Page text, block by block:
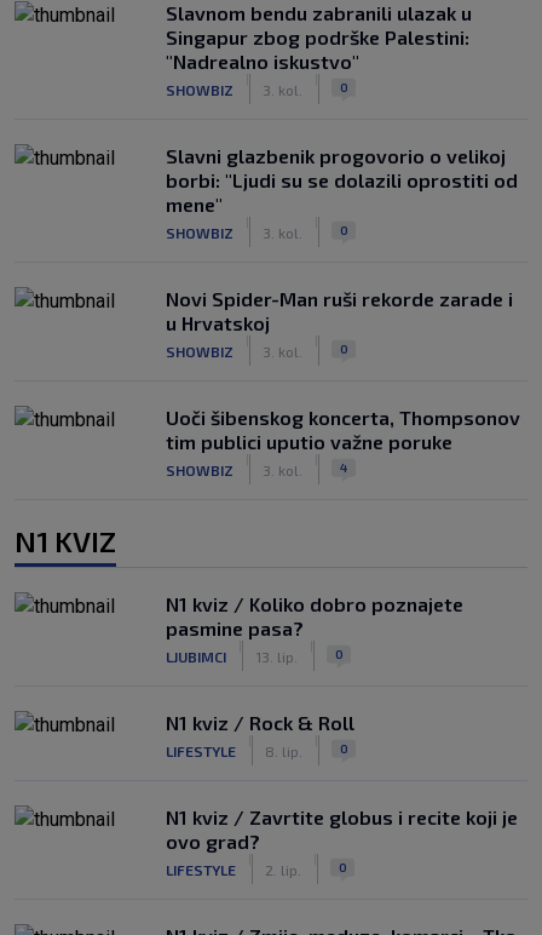
Slavnom bendu zabranili ulazak u
Singapur zbog podrške Palestini:
"Nadrealno iskustvo"
SHOWBIZ 3. kol. 0
Slavni glazbenik progovorio o velikoj
borbi: "Ljudi su se dolazili oprostiti od
mene"
SHOWBIZ 3. kol. 0
Novi Spider-Man ruši rekorde zarade i
u Hrvatskoj
SHOWBIZ 3. kol. 0
Uoči šibenskog koncerta, Thompsonov
tim publici uputio važne poruke
SHOWBIZ 3. kol. 4
N1 KVIZ
N1 kviz / Koliko dobro poznajete
pasmine pasa?
LJUBIMCI 13. lip. 0
N1 kviz / Rock & Roll
LIFESTYLE 8. lip. 0
N1 kviz / Zavrtite globus i recite koji je
ovo grad?
LIFESTYLE 2. lip. 0